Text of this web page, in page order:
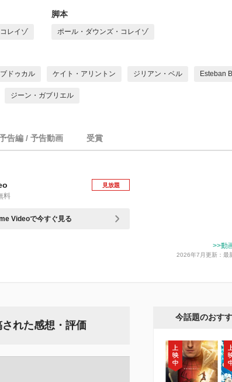
レイゾ
脚本
ポール・ダウンズ・コレイゾ
ドゥカル ケイト・アリントン ジリアン・ベル Esteban
ジーン・ガブリエル
告編 / 予告動画 受賞
料
見放題
Videoで今すぐ見る
>>動
2026年7月更新：最
された感想・評価
今話題のおす